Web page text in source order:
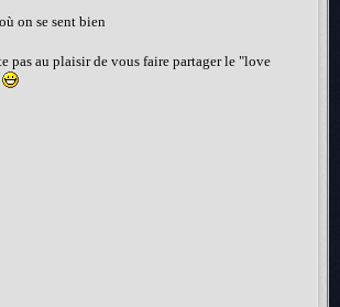
on se sent bien
pas au plaisir de vous faire partager le "love